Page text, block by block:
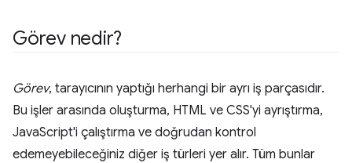
Görev nedir?
Görev, tarayıcının yaptığı herhangi bir ayrı iş parçasıdır.
Bu işler arasında oluşturma, HTML ve CSS'yi ayrıştırma,
JavaScript'i çalıştırma ve doğrudan kontrol
edemeyebileceğiniz diğer iş türleri yer alır. Tüm bunlar